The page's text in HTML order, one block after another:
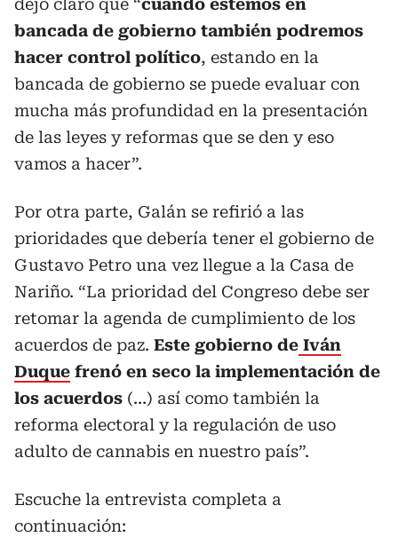
dejó claro que “cuando estemos en
bancada de gobierno también podremos
hacer control político, estando en la
bancada de gobierno se puede evaluar con
mucha más profundidad en la presentación
de las leyes y reformas que se den y eso
vamos a hacer”.
Por otra parte, Galán se refirió a las
prioridades que debería tener el gobierno de
Gustavo Petro una vez llegue a la Casa de
Nariño. “La prioridad del Congreso debe ser
retomar la agenda de cumplimiento de los
acuerdos de paz. Este gobierno de Iván
Duque frenó en seco la implementación de
los acuerdos (…) así como también la
reforma electoral y la regulación de uso
adulto de cannabis en nuestro país”.
Escuche la entrevista completa a
continuación: